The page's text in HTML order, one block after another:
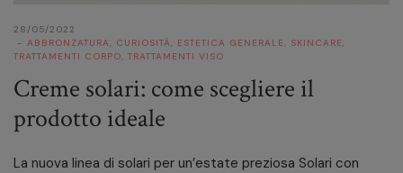
28/05/2022
ABBRONZATURA, CURIOSITÀ, ESTETICA GENERALE, SKINCARE,
TRATTAMENTI CORPO, TRATTAMENTI VISO
Creme solari: come scegliere il
prodotto ideale
La nuova linea di solari per un’estate preziosa Solari con